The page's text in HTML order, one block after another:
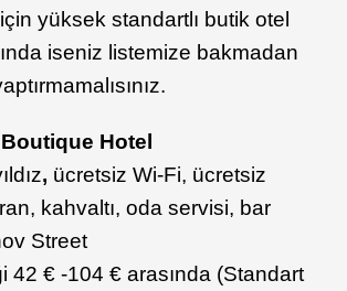
yüksek standartlı butik otel
iseniz listemize bakmadan
Hotel
, ücretsiz Wi-Fi, ücretsiz
kahvaltı, oda servisi, bar
Street
42 € -104 € arasında (Standart